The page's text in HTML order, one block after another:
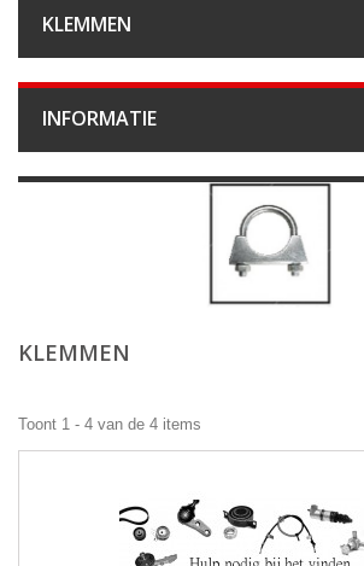
KLEMMEN
INFORMATIE
KLEMMEN
Toont 1 - 4 van de 4 items